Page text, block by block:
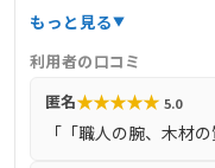
防水工事などに対応し
計・施工で、リノベー
応。顧客の声では「
「職人の腕が良い」
もっと見る
利用者の口コミ
匿名★★★★★ 5.0
「「職人の腕、木材